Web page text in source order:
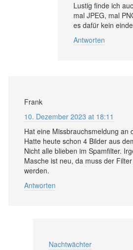
Lustig finde ich
mal JPEG, mal
es dafür kein
Antworten
Frank
10. Dezember 2023 at 18:11
Hat eine Missbrauchsmeldung an
Hatte heute schon 4 Bilder aus
Nicht alle blieben im Spamfilter.
Masche ist neu, da muss der
werden.
Antworten
Nachtwächter